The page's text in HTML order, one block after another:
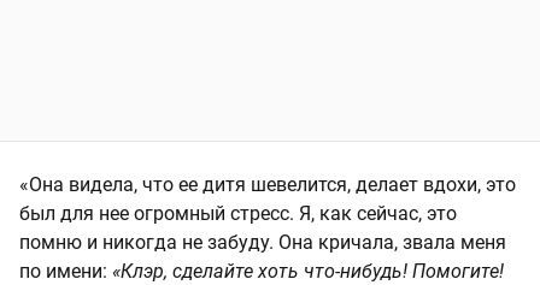
«Она видела, что ее дитя шевелится, делает вдохи, это
был для нее огромный стресс. Я, как сейчас, это
помню и никогда не забуду. Она кричала, звала меня
по имени: «Клэр, сделайте хоть что-нибудь! Помогите!